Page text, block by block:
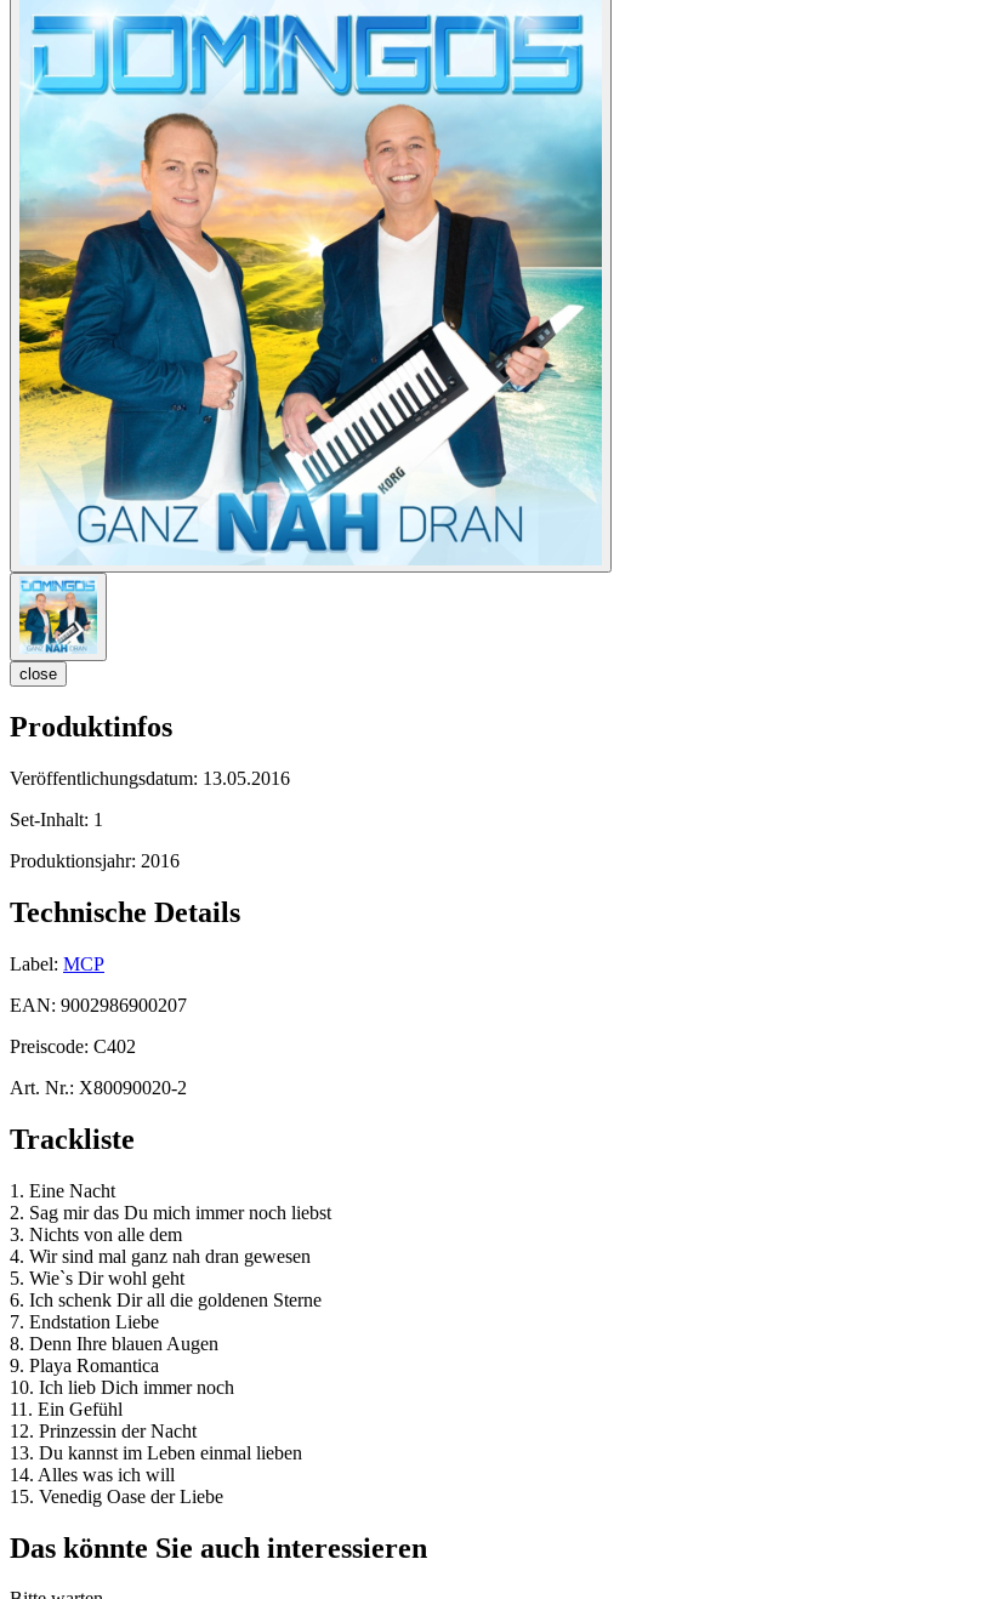
close
Produktinfos
Veröffentlichungsdatum: 13.05.2016
Set-Inhalt: 1
Produktionsjahr: 2016
Technische Details
Label: MCP
EAN: 9002986900207
Preiscode: C402
Art. Nr.: X80090020-2
Trackliste
1. Eine Nacht
2. Sag mir das Du mich immer noch liebst
3. Nichts von alle dem
4. Wir sind mal ganz nah dran gewesen
5. Wie`s Dir wohl geht
6. Ich schenk Dir all die goldenen Sterne
7. Endstation Liebe
8. Denn Ihre blauen Augen
9. Playa Romantica
10. Ich lieb Dich immer noch
11. Ein Gefühl
12. Prinzessin der Nacht
13. Du kannst im Leben einmal lieben
14. Alles was ich will
15. Venedig Oase der Liebe
Das könnte Sie auch interessieren